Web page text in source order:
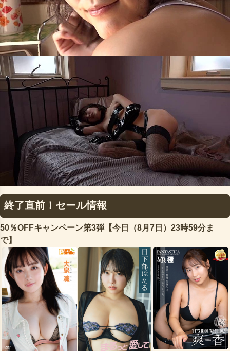
終了直前！セール情報
50％OFFキャンペーン第3弾【今日（8月7日）23時59分ま
で】